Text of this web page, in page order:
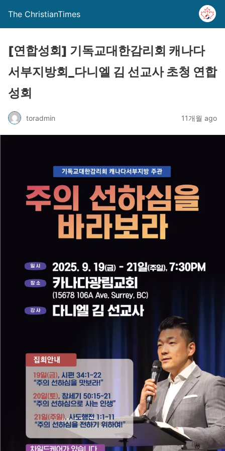
The ChristianTimes
[연합성회] 기독교대한감리회 캐나다
서부지방회_다니엘 김 선교사 초청 연합
성회
toradmin 11개월 ago